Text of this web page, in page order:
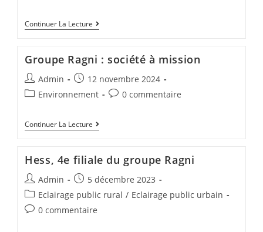
Continuer La Lecture
Groupe Ragni : société à mission
Admin
12 novembre 2024
Environnement
0 commentaire
Continuer La Lecture
Hess, 4e filiale du groupe Ragni
Admin
5 décembre 2023
Eclairage public rural / Eclairage public urbain
0 commentaire